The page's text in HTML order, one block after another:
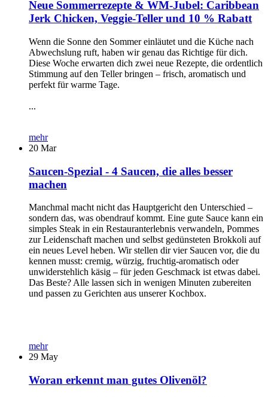
Neue Sommerrezepte & WM-Jubel: Caribbean
Jerk Chicken, Veggie-Teller und 10 % Rabatt
Wenn die Sonne den Sommer einläutet und die Küche nach
Abwechslung ruft, haben wir genau das Richtige für dich.
Diese Woche erwarten dich zwei neue Rezepte, die ordentlich
Stimmung auf den Teller bringen – frisch, aromatisch und
perfekt für warme Tage.
...
mehr
20 Mar
Saucen-Spezial - 4 Saucen, die alles besser
machen
Manchmal macht nicht das Hauptgericht den Unterschied –
sondern das, was obendrauf kommt. Eine gute Sauce kann ein
simples Steak in ein Restauranterlebnis verwandeln, Pommes
zur Leidenschaft machen und selbst gedünsteten Brokkoli auf
ein neues Level heben. Wir stellen dir vier Saucen vor, die du
kennen musst: cremig, würzig, fruchtig-aromatisch oder
unwiderstehlich käsig – für jeden Geschmack ist etwas dabei.
Das Beste? Alle lassen sich in wenigen Minuten zubereiten
und passen zu Gerichten aus unserer Kochbox.
mehr
29 May
Woran erkennt man gutes Olivenöl?